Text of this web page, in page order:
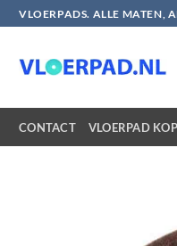
VLOERPADS. ALLE MATEN,
CONTACT VLOERPAD